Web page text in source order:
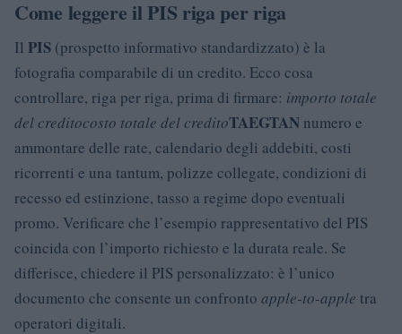
Come leggere il PIS riga per riga
Il PIS (prospetto informativo standardizzato) è la
fotografia comparabile di un credito. Ecco cosa
controllare, riga per riga, prima di firmare: importo totale
del creditocosto totale del creditoTAEGTAN numero e
ammontare delle rate, calendario degli addebiti, costi
ricorrenti e una tantum, polizze collegate, condizioni di
recesso ed estinzione, tasso a regime dopo eventuali
promo. Verificare che l’esempio rappresentativo del PIS
coincida con l’importo richiesto e la durata reale. Se
differisce, chiedere il PIS personalizzato: è l’unico
documento che consente un confronto apple-to-apple tra
operatori digitali.